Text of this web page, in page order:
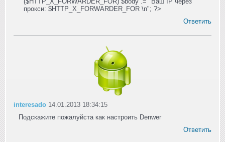
прокси: $HTTP_X_FORWARDER_FOR \n"; ?>
Ответить
interesado 14.01.2013 18:34:15
Подскажите пожалуйста как настроить Denwer
Ответить